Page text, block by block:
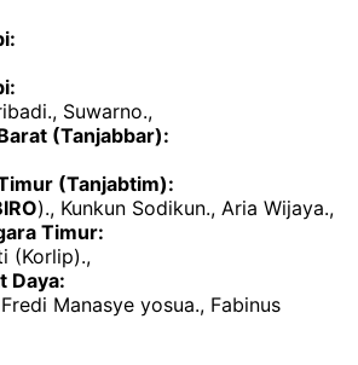
Suwarno.,
(Tanjabbar):
(Tanjabtim):
)., Kunkun Sodikun., Aria Wijaya.,
Timur:
(Korlip).,
Daya:
Manasye yosua., Fabinus